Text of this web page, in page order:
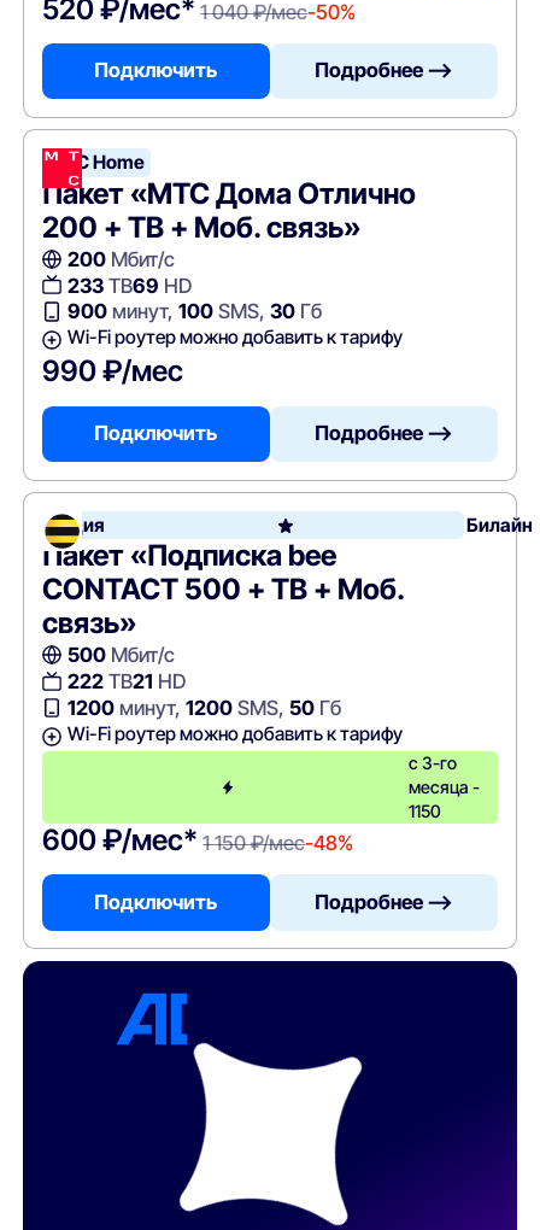
520 ₽/мес* 1 040 ₽/мес-50%
Подключить Подробнее —>
МТС Home
Пакет «МТС Дома Отлично
200 + ТВ + Моб. связь»
200Мбит/с
233ТВ69 HD
900минут, 100SMS, 30Гб
Wi-Fi роутер можно добавить к тарифу
990 ₽/мес
Подключить Подробнее —>
Акция Билайн
Пакет «Подписка bee
CONTACT 500 + ТВ + Моб.
связь»
500Мбит/с
222ТВ21 HD
1200минут, 1200SMS, 50Гб
Wi-Fi роутер можно добавить к тарифу
с 3-го
месяца -
1150
600 ₽/мес* 1 150 ₽/мес-48%
Подключить Подробнее —>